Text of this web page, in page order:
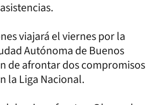
viajará el viernes por la
Autónoma de Buenos
de afrontar dos compromisos
la Liga Nacional.